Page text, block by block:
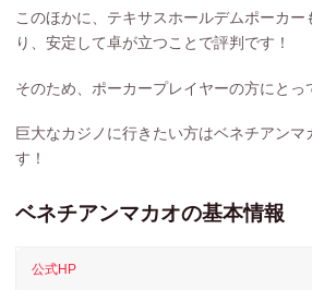
このほかに、テキサスホールデムポーカー
り、安定して卓が立つことで評判です！
そのため、ポーカープレイヤーの方にとっ
巨大なカジノに行きたい方はベネチアンマ
す！
ベネチアンマカオの基本情報
公式HP